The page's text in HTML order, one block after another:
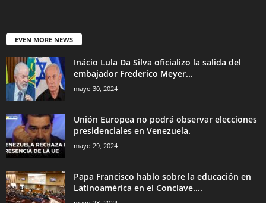
EVEN MORE NEWS
Inácio Lula Da Silva oficializo la salida del
embajador Frederico Meyer...
mayo 30, 2024
Unión Europea no podrá observar elecciones
presidenciales en Venezuela.
mayo 29, 2024
Papa Francisco hablo sobre la educación en
Latinoamérica en el Conclave....